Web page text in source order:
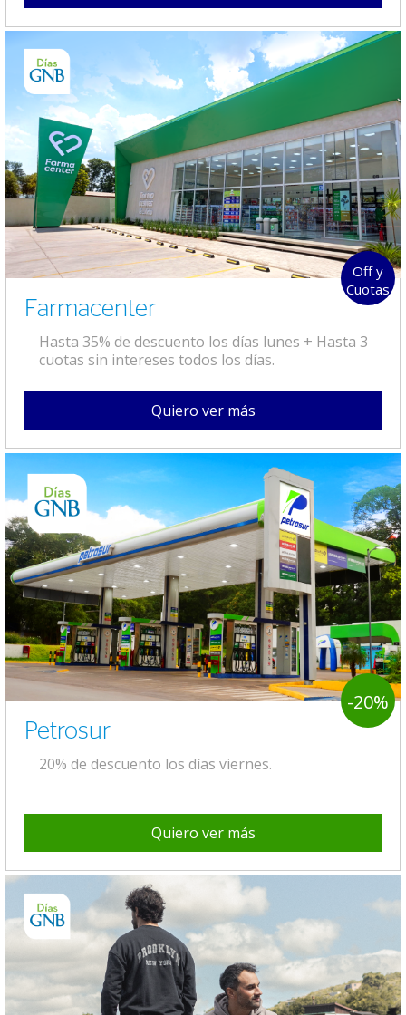
Off y
Cuotas
Farmacenter
Hasta 35% de descuento los días lunes + Hasta 3
cuotas sin intereses todos los días.
Quiero ver más
-20%
Petrosur
20% de descuento los días viernes.
Quiero ver más